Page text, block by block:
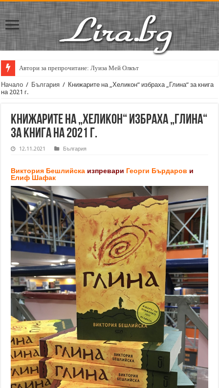
Автори за препрочитане: Луиза Мей Олкът
Кирил Кадийски: „Плачът на големия поет винаги е и сила, и
Начало / България / Книжарите на „Хеликон“ избраха „Глина“ за книга
на 2021 г.
Книжарите на „Хеликон“ избраха „Глина“
за книга на 2021 г.
12.11.2021 България
Виктория Бешлийска изпревари Георги Бърдаров и
Елиф Шафак